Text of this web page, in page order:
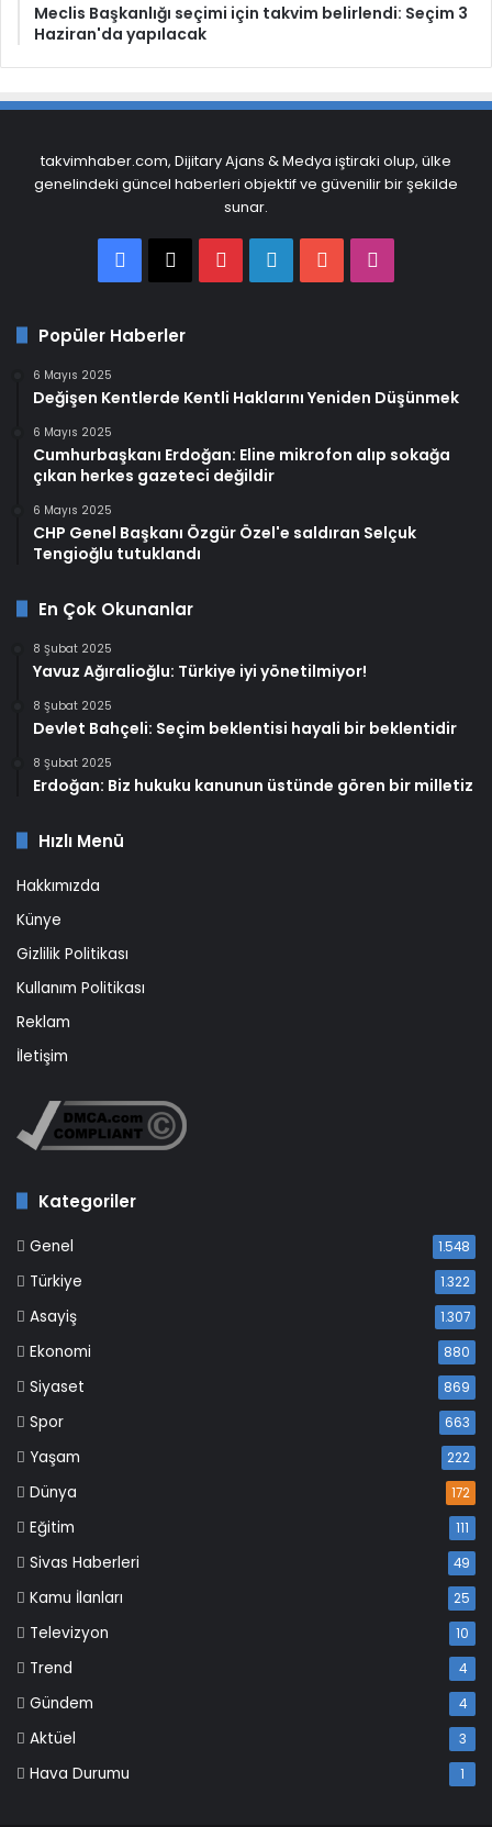
Meclis Başkanlığı seçimi için takvim belirlendi: Seçim 3
Haziran'da yapılacak
takvimhaber.com, Dijitary Ajans & Medya iştiraki olup, ülke
genelindeki güncel haberleri objektif ve güvenilir bir şekilde
sunar.
Facebook
X PinterestLinkedInYouTube
Popüler Haberler
6 Mayıs 2025
Değişen Kentlerde Kentli Haklarını Yeniden Düşünmek
6 Mayıs 2025
Cumhurbaşkanı Erdoğan: Eline mikrofon alıp sokağa
çıkan herkes gazeteci değildir
6 Mayıs 2025
CHP Genel Başkanı Özgür Özel'e saldıran Selçuk
Tengioğlu tutuklandı
En Çok Okunanlar
8 Şubat 2025
Yavuz Ağıralioğlu: Türkiye iyi yönetilmiyor!
8 Şubat 2025
Devlet Bahçeli: Seçim beklentisi hayali bir beklentidir
8 Şubat 2025
Erdoğan: Biz hukuku kanunun üstünde gören bir milletiz
Hızlı Menü
Hakkımızda
Künye
Gizlilik Politikası
Kullanım Politikası
Reklam
İletişim
Kategoriler
Genel 1.548
Türkiye 1.322
Asayiş 1.307
Ekonomi 880
Siyaset 869
Spor 663
Yaşam 222
Dünya 172
Eğitim 111
Sivas Haberleri 49
Kamu İlanları 25
Televizyon 10
Trend 4
Gündem 4
Aktüel 3
Hava Durumu 1